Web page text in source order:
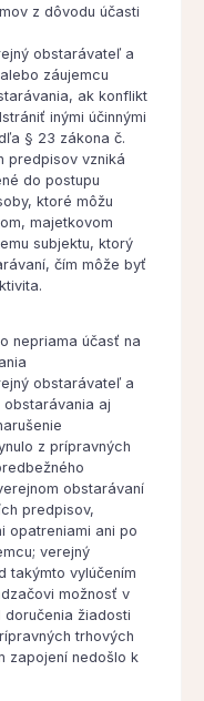
z dôvodu účasti
obstarávateľ a
záujemcu
ak konflikt
inými účinnými
§ 23 zákona č.
predpisov vzniká
do postupu
ktoré môžu
majetkovom
subjektu, ktorý
čím môže byť
nepriama účasť na
obstarávateľ a
aj
z prípravných
obstarávaní
predpisov,
opatreniami ani po
verejný
takýmto vylúčením
možnosť v
žiadosti
trhových
zapojení nedošlo k